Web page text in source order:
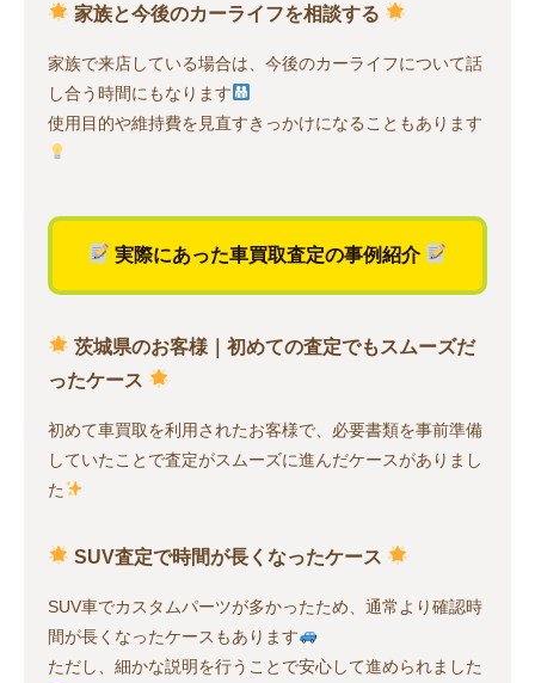
家族と今後のカーライフを相談する
家族で来店している場合は、今後のカーライフについて話
し合う時間にもなります
使用目的や維持費を見直すきっかけになることもあります
実際にあった車買取査定の事例紹介
茨城県のお客様｜初めての査定でもスムーズだ
ったケース
初めて車買取を利用されたお客様で、必要書類を事前準備
していたことで査定がスムーズに進んだケースがありまし
た
SUV査定で時間が長くなったケース
SUV車でカスタムパーツが多かったため、通常より確認時
間が長くなったケースもあります
ただし、細かな説明を行うことで安心して進められました